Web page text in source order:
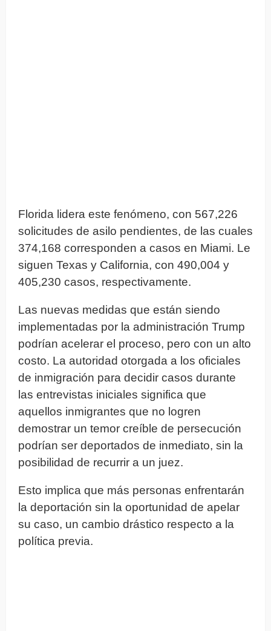
Florida lidera este fenómeno, con 567,226
solicitudes de asilo pendientes, de las cuales
374,168 corresponden a casos en Miami. Le
siguen Texas y California, con 490,004 y
405,230 casos, respectivamente.
Las nuevas medidas que están siendo
implementadas por la administración Trump
podrían acelerar el proceso, pero con un alto
costo. La autoridad otorgada a los oficiales
de inmigración para decidir casos durante
las entrevistas iniciales significa que
aquellos inmigrantes que no logren
demostrar un temor creíble de persecución
podrían ser deportados de inmediato, sin la
posibilidad de recurrir a un juez.
Esto implica que más personas enfrentarán
la deportación sin la oportunidad de apelar
su caso, un cambio drástico respecto a la
política previa.